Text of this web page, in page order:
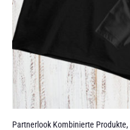
Partnerlook Kombinierte Produkte,